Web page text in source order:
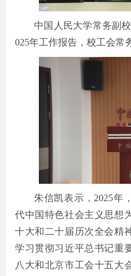
中国人民大学常务副
025年工作报告，校工会常
朱信凯表示，2025年
代中国特色社会主义思想
十大和二十届历次全会精
学习贯彻习近平总书记重
八大和北京市工会十五大